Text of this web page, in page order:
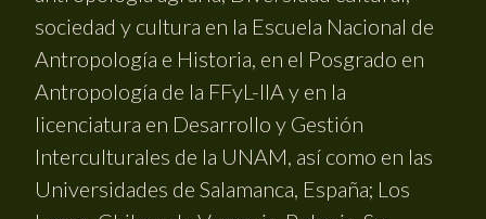
sociedad y cultura en la Escuela Nacional de
Antropología e Historia, en el Posgrado en
Antropología de la FFyL-IIA y en la
licenciatura en Desarrollo y Gestión
Interculturales de la UNAM, así como en las
Universidades de Salamanca, España; Los